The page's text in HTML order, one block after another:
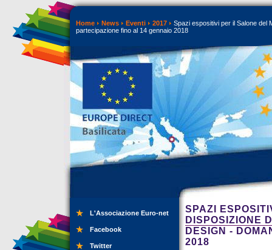
Home News Eventi 2017
Spazi espositivi per il Salone del
partecipazione fino al 14 gennaio 2018
L'Associazione Euro-net
Facebook
Twitter
SPAZI
DISPOSIZIONE
DESIGN -
2018